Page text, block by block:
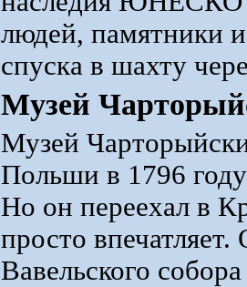
людей, памятники
спуска в шахту
Музей
Музей
Польши в 1796
Но он переехал в
просто
Вавельского